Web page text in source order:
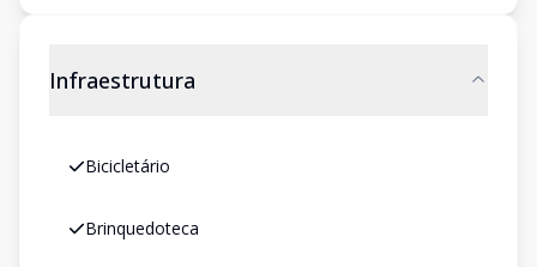
Infraestrutura
Bicicletário
Brinquedoteca